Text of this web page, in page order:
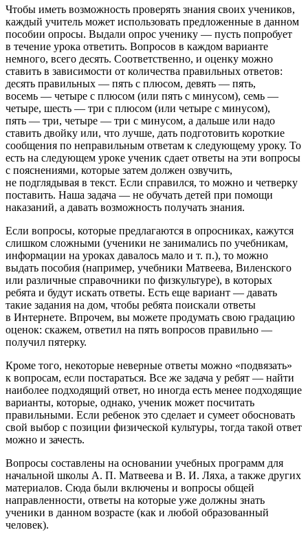
Чтобы иметь возможность проверять знания своих учеников,
каждый учитель может использовать предложенные в данном
пособии опросы. Выдали опрос ученику — пусть попробует
в течение урока ответить. Вопросов в каждом варианте
немного, всего десять. Соответственно, и оценку можно
ставить в зависимости от количества правильных ответов:
десять правильных — пять с плюсом, девять — пять,
восемь — четыре с плюсом (или пять с минусом), семь —
четыре, шесть — три с плюсом (или четыре с минусом),
пять — три, четыре — три с минусом, а дальше или надо
ставить двойку или, что лучше, дать подготовить короткие
сообщения по неправильным ответам к следующему уроку. То
есть на следующем уроке ученик сдает ответы на эти вопросы
с пояснениями, которые затем должен озвучить,
не подглядывая в текст. Если справился, то можно и четверку
поставить. Наша задача — не обучать детей при помощи
наказаний, а давать возможность получать знания.
Если вопросы, которые предлагаются в опросниках, кажутся
слишком сложными (ученики не занимались по учебникам,
информации на уроках давалось мало и т. п.), то можно
выдать пособия (например, учебники Матвеева, Виленского
или различные справочники по физкультуре), в которых
ребята и будут искать ответы. Есть еще вариант — давать
такие задания на дом, чтобы ребята поискали ответы
в Интернете. Впрочем, вы можете продумать свою градацию
оценок: скажем, ответил на пять вопросов правильно —
получил пятерку.
Кроме того, некоторые неверные ответы можно «подвязать»
к вопросам, если постараться. Все же задача у ребят — найти
наиболее подходящий ответ, но иногда есть менее подходящие
варианты, которые, однако, ученик может посчитать
правильными. Если ребенок это сделает и сумеет обосновать
свой выбор с позиции физической культуры, тогда такой ответ
можно и зачесть.
Вопросы составлены на основании учебных программ для
начальной школы А. П. Матвеева и В. И. Ляха, а также других
материалов. Сюда были включены и вопросы общей
направленности, ответы на которые уже должны знать
ученики в данном возрасте (как и любой образованный
человек).